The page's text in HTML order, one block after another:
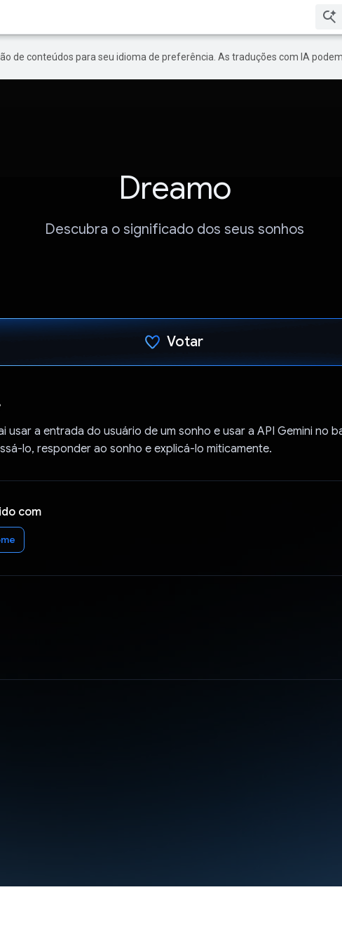
de conteúdos para seu idioma de preferência. As traduções com IA
Dreamo
Descubra o significado dos seus sonhos
Votar
usar a entrada do usuário de um sonho e usar a API Gemini no
lo, responder ao sonho e explicá-lo miticamente.
com